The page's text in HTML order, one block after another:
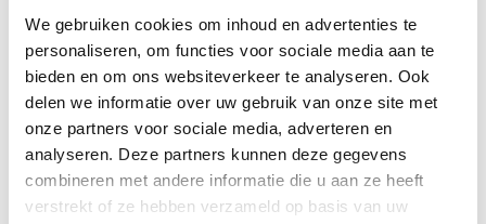
We gebruiken cookies om inhoud en advertenties te
personaliseren, om functies voor sociale media aan te
bieden en om ons websiteverkeer te analyseren. Ook
delen we informatie over uw gebruik van onze site met
onze partners voor sociale media, adverteren en
analyseren. Deze partners kunnen deze gegevens
combineren met andere informatie die u aan ze heeft
verstrekt of ze hebben verzameld op basis van uw
Puzzel 6 in 1: De Avonturen van de
Zeemeeuw
Ontdek hoe leuk puzzelen kan zijn met dePuzzel 6 in 1:
De Avonturen van de Zeemeeuw. Deze set bevat maar
liefst6 verschillende puzzelsmet 3, 4 of 5 stukjes,
perfect voor jonge kinderen die net beginnen met
puzzelen.